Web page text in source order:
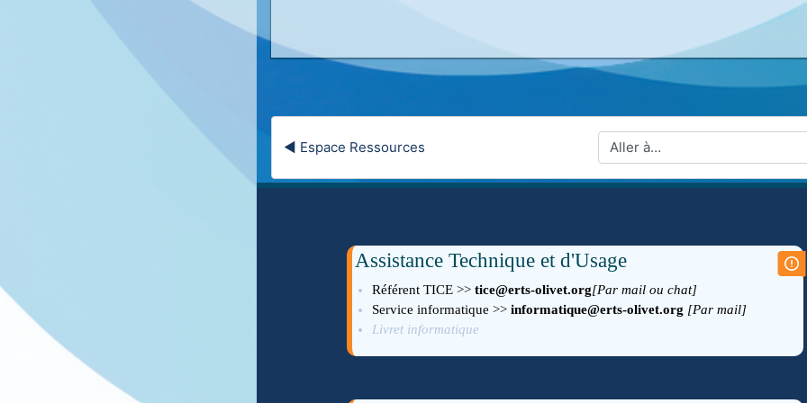
◀︎ Espace Ressources Aller à…
Assistance Technique et d'Usage
Référent TICE >> tice@erts-olivet.org[Par mail ou chat]
Service informatique >> informatique@erts-olivet.org [Par mail]
Livret informatique